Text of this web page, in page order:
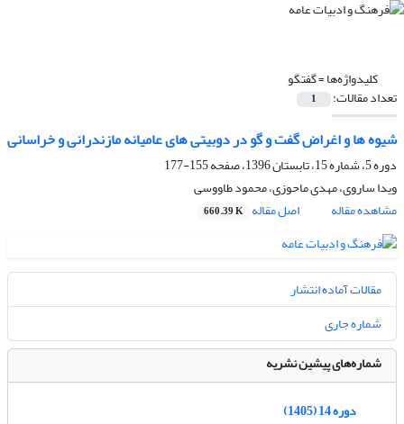
کلیدواژه‌ها =گفتگو
تعداد مقالات: 1
شیوه ها و اغراض گفت و گو در دوبیتی های عامیانه مازندرانی و خراسانی
دوره 5، شماره 15، تابستان 1396، صفحه
155-177
ویدا ساروی، مهدی ماحوزی، محمود طاووسی
مشاهده مقاله
اصل مقاله 660.39 K
مقالات آماده انتشار
شماره جاری
شماره‌های پیشین نشریه
دوره 14 (1405)